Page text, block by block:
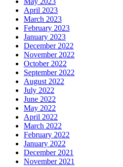
April 2023
March 2023
February 2023
January 2023
December 2022
November 2022
October 2022
September 2022
August 2022
July 2022
June 2022
May 2022
April 2022
March 2022
February 2022
January 2022
December 2021
November 2021